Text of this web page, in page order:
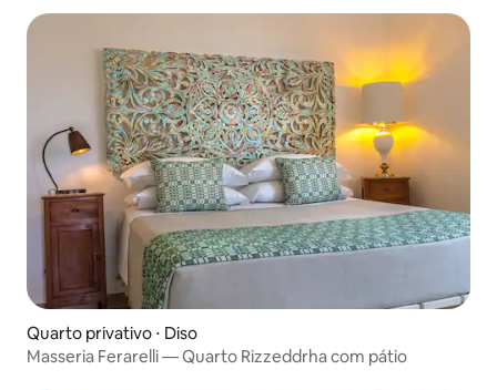
Quarto privativo ⋅ Diso
Masseria Ferarelli — Quarto Rizzeddrha com pátio